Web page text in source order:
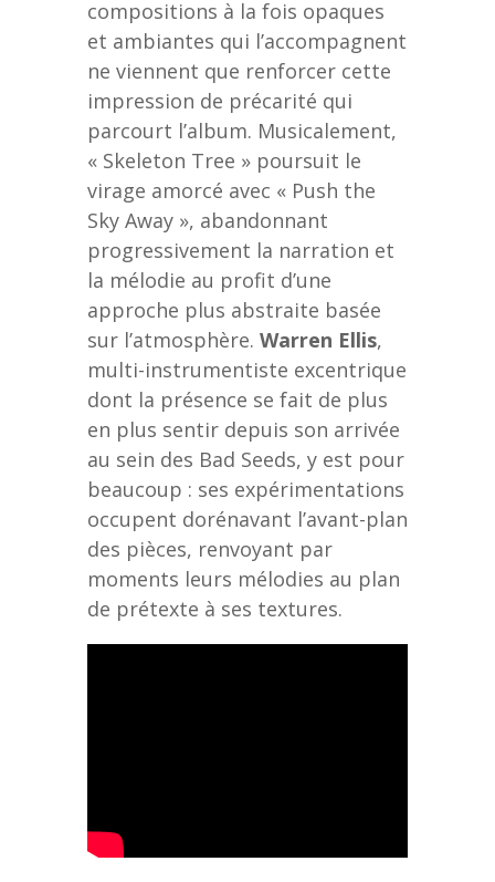
compositions à la fois opaques
et ambiantes qui l’accompagnent
ne viennent que renforcer cette
impression de précarité qui
parcourt l’album. Musicalement,
« Skeleton Tree » poursuit le
virage amorcé avec « Push the
Sky Away », abandonnant
progressivement la narration et
la mélodie au profit d’une
approche plus abstraite basée
sur l’atmosphère. Warren Ellis,
multi-instrumentiste excentrique
dont la présence se fait de plus
en plus sentir depuis son arrivée
au sein des Bad Seeds, y est pour
beaucoup : ses expérimentations
occupent dorénavant l’avant-plan
des pièces, renvoyant par
moments leurs mélodies au plan
de prétexte à ses textures.